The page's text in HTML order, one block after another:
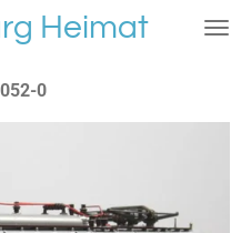
Heimat
0